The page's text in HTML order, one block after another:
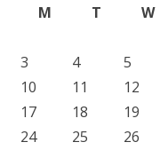
M
T W
3
4 5
10
11 12
17
18 19
24
25 26